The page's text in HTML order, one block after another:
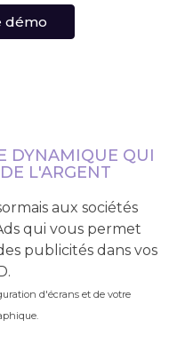
démo
DYNAMIQUE QUI
L'ARGENT
aux sociétés
qui vous permet
publicités dans vos
d'écrans et de votre